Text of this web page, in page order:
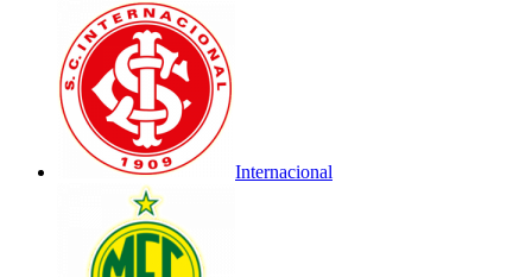
Internacional